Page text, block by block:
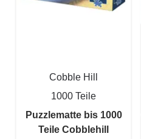
Cobble Hill
1000 Teile
Puzzlematte bis 1000
Teile Cobblehill